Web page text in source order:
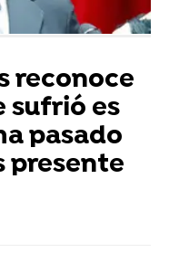
reconoce
sufrió es
pasado
presente